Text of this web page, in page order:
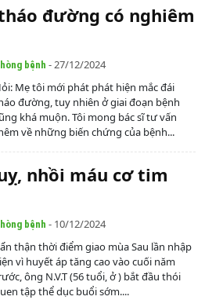
đường có nghiêm
bệnh - 27/12/2024
Mẹ tôi mới phát phát hiện mắc đái
đường, tuy nhiên ở giai đoạn bệnh
khá muộn. Tôi mong bác sĩ tư vấn
về những biến chứng của bệnh...
nhồi máu cơ tim
bệnh - 10/12/2024
thận thời điểm giao mùa Sau lần nhập
vì huyết áp tăng cao vào cuối năm
ông N.V.T (56 tuổi, ở ) bắt đầu thói
tập thể dục buổi sớm....